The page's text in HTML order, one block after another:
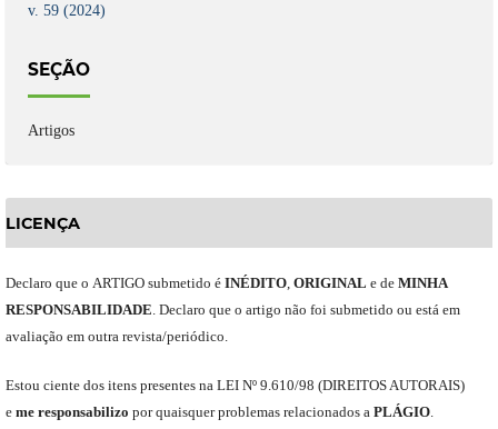
v. 59 (2024)
SEÇÃO
Artigos
LICENÇA
Declaro que o ARTIGO submetido é INÉDITO, ORIGINAL ede MINHA
RESPONSABILIDADE Declaro que o artigo não foi submetido ou está em
avaliação em outra revista/periódico.
Estou ciente dos itens presentes na LEI Nº 9.610/98 (DIREITOS AUTORAIS)
e meresponsabilizo por quaisquer problemas relacionados a PLÁGIO.